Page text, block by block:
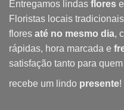
Entregamos lindas flores e
Floristas locais
flores até no mesmo dia,
rápidas, hora marcada e
satisfação tanto para
recebe um lindo presente!